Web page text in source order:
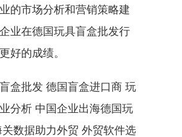
的市场分析和营销策略建
业在德国玩具盲盒批发行
好的成绩。
盒批发 德国盲盒进口商 玩
分析 中国企业出海德国玩
数据助力外贸 外贸软件选